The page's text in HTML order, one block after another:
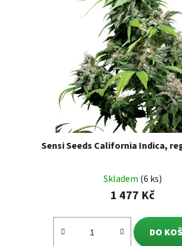
Sensi Seeds California Indica,
Skladem (6 ks)
1 477 Kč
DO